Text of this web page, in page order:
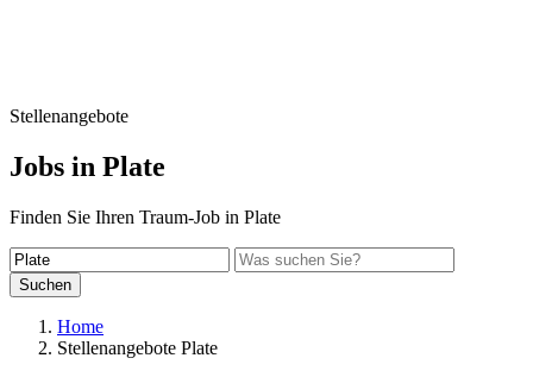
Stellenangebote
Jobs in Plate
Finden Sie Ihren Traum-Job in Plate
Suchen
Home
Stellenangebote Plate